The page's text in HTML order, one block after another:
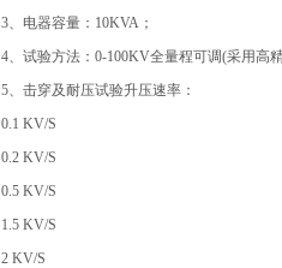
3、电器容量：10KVA；
4、试验方法：0-100KV全量程可调(采用高
5、击穿及耐压试验升压速率：
0.1 KV/S
0.2 KV/S
0.5 KV/S
1.5 KV/S
2 KV/S